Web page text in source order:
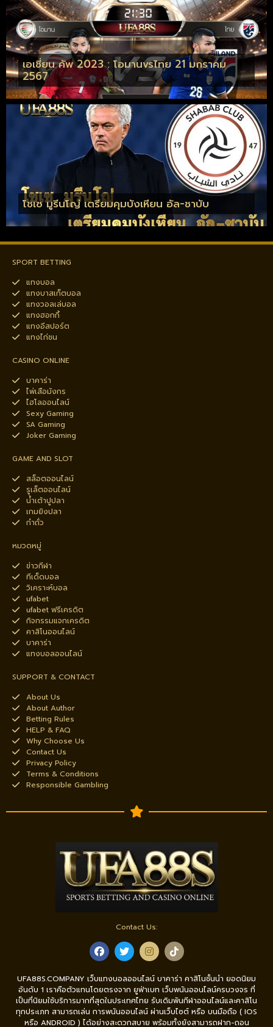
เอเชี่ยน คัพ 2023 : โอมานvsไทย 21 มกราคม
2567
โชเซ มูรีนโญ่ เตรียมคุมบังเหียน อัล-ชาบับ
SPORT BETTING
แทงบอล
แทงบาสเก็ตบอล
แทงวอลเล่บอล
แทงฮอกกี้
แทงอีสปอร์ต
แทงไก่ชน
CASINO ONLINE
บาคาร่า
ไพ่เสือมังกร
ไฮโลออนไลน์
Sexy Gaming
SA Gaming
Joker Gaming
GAME AND SLOT
สล็อตออนไลน์
รูเล็ตออนไลน์
น้ำเต้าปูปลา
เกมยิงปลา
กำถั่ว
หมวดหมู่
ข่าวกีฬา
ทีเด็ดบอล
วิเคราะห์บอล
ufabet
ufabet ฟรีเครดิต
กิจกรรมแจกเครดิต
คาสิโนออนไลน์
บาคาร่า
แทงบอลออนไลน์
SUPPORT & CONTACT
About Us
About Author
Betting Rules
HELP & FAQ
Why Choose Us
Contact Us
Privacy Policy
Terms & Conditions
Responsible Gambling
Contact Us:
UFA88S.COMPANY เว็บแทงบอลออนไลน์ บาคาร่า คาสิโนชั้นนำ ยอดนิยม
อันดับ 1 เราคือตัวแทนโดยตรงจาก ยูฟ่าเบท เว็บพนันออนไลน์ครบวงจร ที่
เป็นที่นิยมใช้บริการมากที่สุดในประเทศไทย รับเดิมพันกีฬาออนไลน์และคาสิโน
ทุกประเภท สามารถเล่น การพนันออนไลน์ ผ่านเว็บไซต์ หรือ บนมือถือ ( IOS
หรือ ANDROID ) ได้อย่างสะดวกสบาย พร้อมทั้งยังสามารถฝาก-ถอน